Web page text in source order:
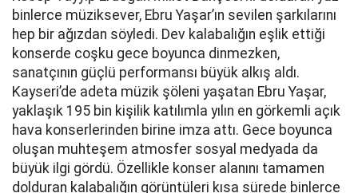
binlerce müziksever, Ebru Yaşar’ın sevilen şarkılarını
hep bir ağızdan söyledi. Dev kalabalığın eşlik ettiği
konserde coşku gece boyunca dinmezken,
sanatçının güçlü performansı büyük alkış aldı.
Kayseri’de adeta müzik şöleni yaşatan Ebru Yaşar,
yaklaşık 195 bin kişilik katılımla yılın en görkemli açık
hava konserlerinden birine imza attı. Gece boyunca
oluşan muhteşem atmosfer sosyal medyada da
büyük ilgi gördü. Özellikle konser alanını tamamen
dolduran kalabalığın görüntüleri kısa sürede binlerce